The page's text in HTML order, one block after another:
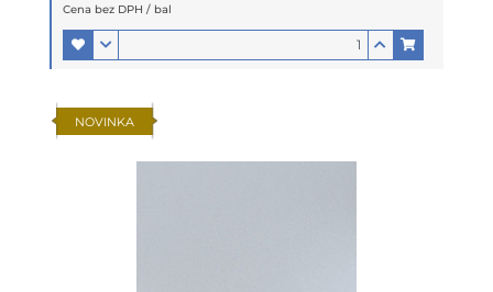
Cena bez DPH / bal
NOVINKA